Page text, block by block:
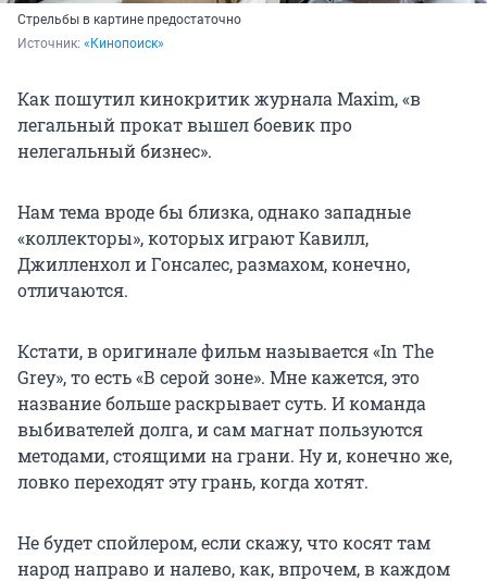
Стрельбы в картине предостаточно
Источник: «Кинопоиск»
Как пошутил кинокритик журнала Maxim, «в
легальный прокат вышел боевик про
нелегальный бизнес».
Нам тема вроде бы близка, однако западные
«коллекторы», которых играют Кавилл,
Джилленхол и Гонсалес, размахом, конечно,
отличаются.
Кстати, в оригинале фильм называется «In The
Grey», то есть «В серой зоне». Мне кажется, это
название больше раскрывает суть. И команда
выбивателей долга, и сам магнат пользуются
методами, стоящими на грани. Ну и, конечно же,
ловко переходят эту грань, когда хотят.
Не будет спойлером, если скажу, что косят там
народ направо и налево, как, впрочем, в каждом